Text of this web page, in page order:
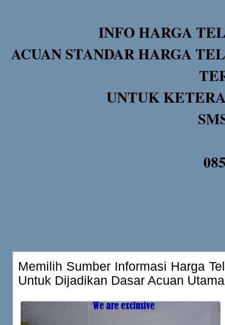
INFO HARGA
ACUAN STANDAR HARGA
UNTUK
Memilih Sumber Informasi Harga
Untuk Dijadikan Dasar Acuan Utama